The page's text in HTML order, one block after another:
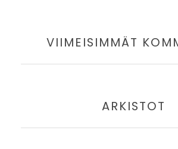
VIIMEISIMMÄT
ARKISTOT